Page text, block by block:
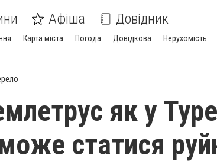
Афіша Довідник
Карта міста Погода Довідкова Нерухомість
як у
статися